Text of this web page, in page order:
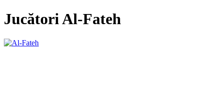
JucătoriAl-Fateh